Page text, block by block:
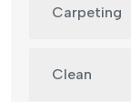
Carpeting
Clean